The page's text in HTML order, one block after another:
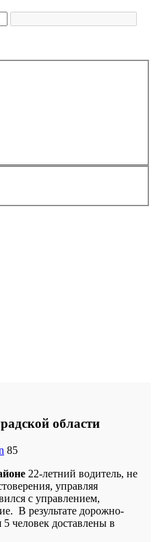
области
85
22-летний водитель, не
управляя
с управлением,
В результате дорожно-
человек доставлены в